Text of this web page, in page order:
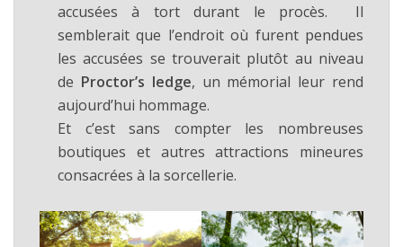
accusées à tort durant le procès. Il
semblerait que l’endroit où furent pendues
les accusées se trouverait plutôt au niveau
de Proctor’s ledge, un mémorial leur rend
aujourd’hui hommage.
Et c’est sans compter les nombreuses
boutiques et autres attractions mineures
consacrées à la sorcellerie.